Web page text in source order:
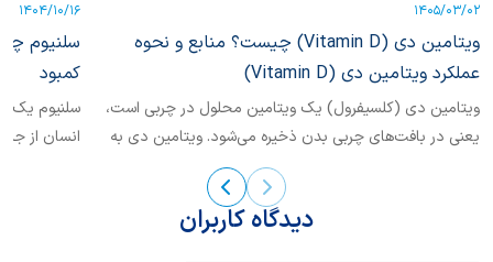
1405/03/02
ویتامین دی (Vitamin D) چیست؟ منابع و نحوه
عملکرد ویتامین دی (Vitamin D)
ویتامین دی (کلسیفرول) یک ویتامین محلول در چربی است،
یعنی در بافت‌های چربی بدن ذخیره می‌شود. ویتامین دی به
طور طبیعی در بعضی غذاها وجود دارد، به بعضی غذاها اضافه
می‌شود و به صورت مکمل نیز در دسترس است. همچنین
تابیدن اشعه فرابنفش (UV) نور خورشید به پوست باعث
1404/10/16
سلنیوم
کمبود
سلنیوم یک
انسان از
دیدگاه کاربران